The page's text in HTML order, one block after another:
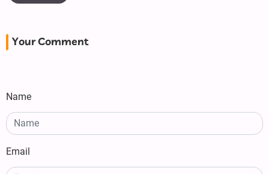
Your Comment
Name
Email